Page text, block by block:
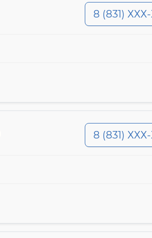
8 (831)
8 (831)